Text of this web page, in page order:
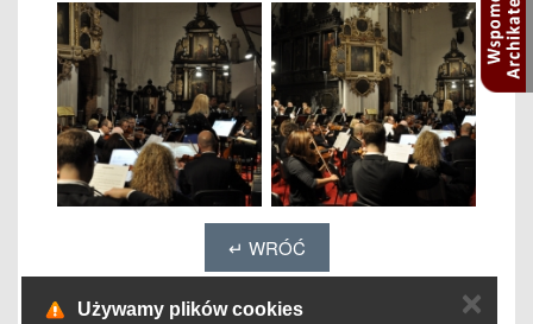
↵ WRÓĆ
Używamy plików cookies ✕